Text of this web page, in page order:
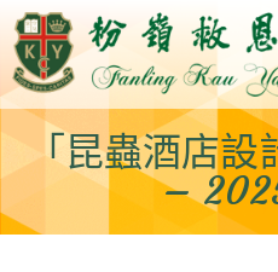
to
「昆蟲酒店設
–